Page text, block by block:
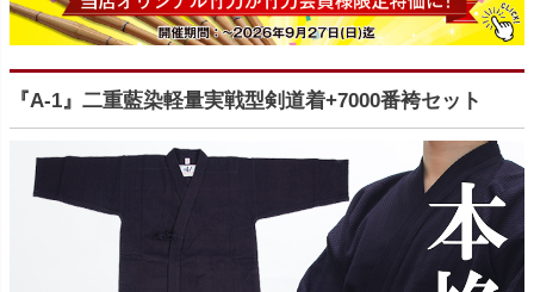
『A-1』二重藍染軽量実戦型剣道着+7000番袴セット